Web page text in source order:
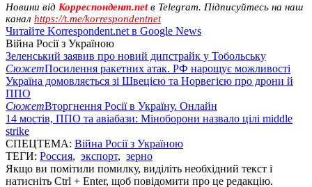
Новини від Корреспондент.netв Telegram. Підписуйтесь на наш
канал https://t.me/korrespondentnet
Читайте Korrespondent.net в Google News
Війна Росії з Україною
Зеленський заявив про новий дипстрайк у Тобольську
СюжетПосилення ракетних атак. РФ нарощує можливості
Україна домовляється зі Швецією та Норвегією про дрони й
ППО
СюжетВторгнення Росії в Україну. Онлайн
14 мостів, ППО та авіабази: Міноборони назвало цілі middle
strike
СПЕЦТЕМА: Війна Росії з Україною
ТЕГИ: Россия, экспорт, зерно
Якщо ви помітили помилку, виділіть необхідний текст і
натисніть Ctrl + Enter, щоб повідомити про це редакцію.